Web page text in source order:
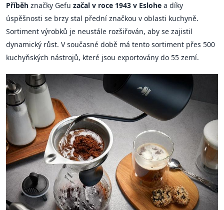
Příběh značky Gefu začal v roce 1943 v Eslohe a díky
úspěšnosti se brzy stal přední značkou v oblasti kuchyně.
Sortiment výrobků je neustále rozšiřován, aby se zajistil
dynamický růst. V současné době má tento sortiment přes 500
kuchyňských nástrojů, které jsou exportovány do 55 zemí.